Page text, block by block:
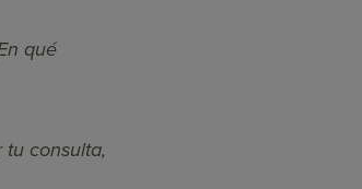
qué
consulta,